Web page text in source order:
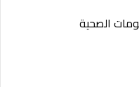
الصحية